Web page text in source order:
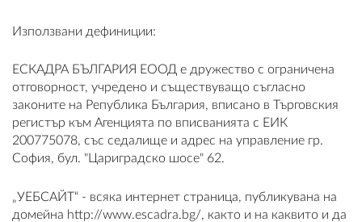
Използвани дефиниции:
ЕСКАДРА БЪЛГАРИЯ ЕООД е дружество с ограничена
отговорност, учредено и съществуващо съгласно
законите на Република България, вписано в Търговския
регистър към Агенцията по вписванията с ЕИК
200775078, със седалище и адрес на управление гр.
София, бул. "Цариградско шосе" 62.
„УЕБСАЙТ“ - всяка интернет страница, публикувана на
домейна http://www.escadra.bg/, както и на каквито и да
Количка
Вход
Регистрация